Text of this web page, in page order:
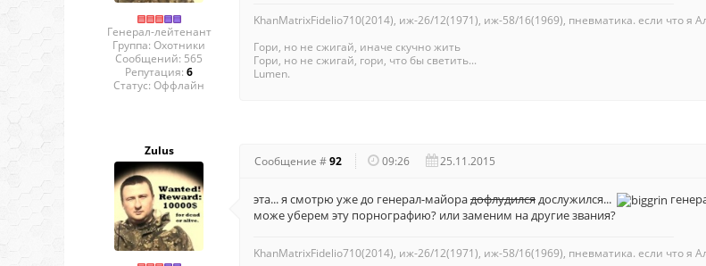
Генерал-лейтенант
Группа: Охотники
Сообщений: 565
Репутация: 6
Статус: Оффлайн
KhanMatrixFidelio710(2014), иж-26/12(1971), иж-58/16(1969), пневматика. если что я
Гори, но не сжигай, иначе скучно жить
Гори, но не сжигай, гори, что бы светить...
Lumen.
Zulus
Сообщение #92 09:26 25.11.2015
эта... я смотрю уже до генерал-майорадофлудилсядослужился...
може уберем эту порнографию? или заменим на другие звания?
KhanMatrixFidelio710(2014), иж-26/12(1971), иж-58/16(1969), пневматика. если что я